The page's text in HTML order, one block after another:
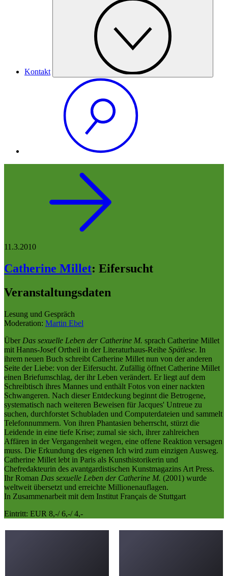
Kontakt
11.3.2010
Catherine Millet: Eifersucht
Veranstaltungsdaten
Lesung und Gespräch
Moderation: Martin Ebel
Über Das sexuelle Leben der Catherine M. sprach Catherine Millet
mit Hanns-Josef Ortheil in der Literaturhaus-Reihe Spätlese. In
ihrem neuen Buch schreibt Catherine Millet nun von der anderen
Seite der Liebe: von der Eifersucht. Zufällig öffnet Catherine Millet
einen Briefumschlag, der ihr Leben verändert. Er liegt auf dem
Schreibtisch ihres Mannes und enthält Fotos von einer nackten
Schwangeren. Nach dieser Entdeckung beginnt die Betrogene,
systematisch nach weiteren Beweisen für Jacques' Untreue zu
suchen, durchforstet Schubladen und Computerdateien und sammelt
Telefonnummern. Von ihren Phantasien beherrscht, stürzt die
Leidende in eine tiefe Krise; zumal sie sich, ihrer zahlreichen
Affären in der Vergangenheit wegen, eine offene Reaktion versagen
muss. Die Erkundung des eigenen Ich wird zum einzigen Ausweg.
Catherine Millet lebt in Paris als Kunsthistorikerin und
Chefredakteurin des avantgardistischen Kunstmagazins Art Press.
Ihr Roman Das sexuelle Leben der Catherine M. (2001) wurde
weltweit übersetzt und erreichte Millionenauflagen.
In Zusammenarbeit mit dem Institut Français de Stuttgart
Eintritt: EUR 8,-/ 6,-/ 4,-